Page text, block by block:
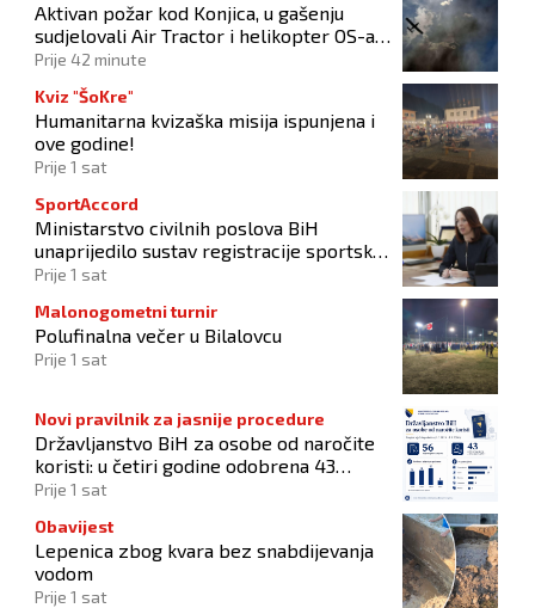
Aktivan požar kod Konjica, u gašenju
sudjelovali Air Tractor i helikopter OS-a
BiH
Prije 42 minute
Kviz "ŠoKre"
Humanitarna kvizaška misija ispunjena i
ove godine!
Prije 1 sat
SportAccord
Ministarstvo civilnih poslova BiH
unaprijedilo sustav registracije sportskih
organizacija
Prije 1 sat
Malonogometni turnir
Polufinalna večer u Bilalovcu
Prije 1 sat
Novi pravilnik za jasnije procedure
Državljanstvo BiH za osobe od naročite
koristi: u četiri godine odobrena 43
zahtjeva
Prije 1 sat
Obavijest
Lepenica zbog kvara bez snabdijevanja
vodom
Prije 1 sat